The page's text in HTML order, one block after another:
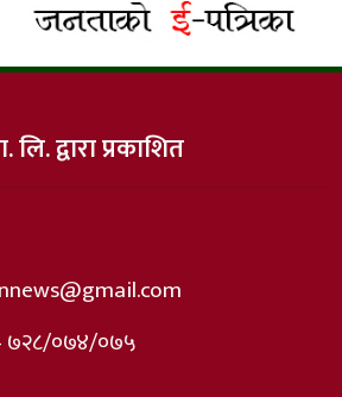
लि. द्वारा प्रकाशित
७२८/०७४/०७५